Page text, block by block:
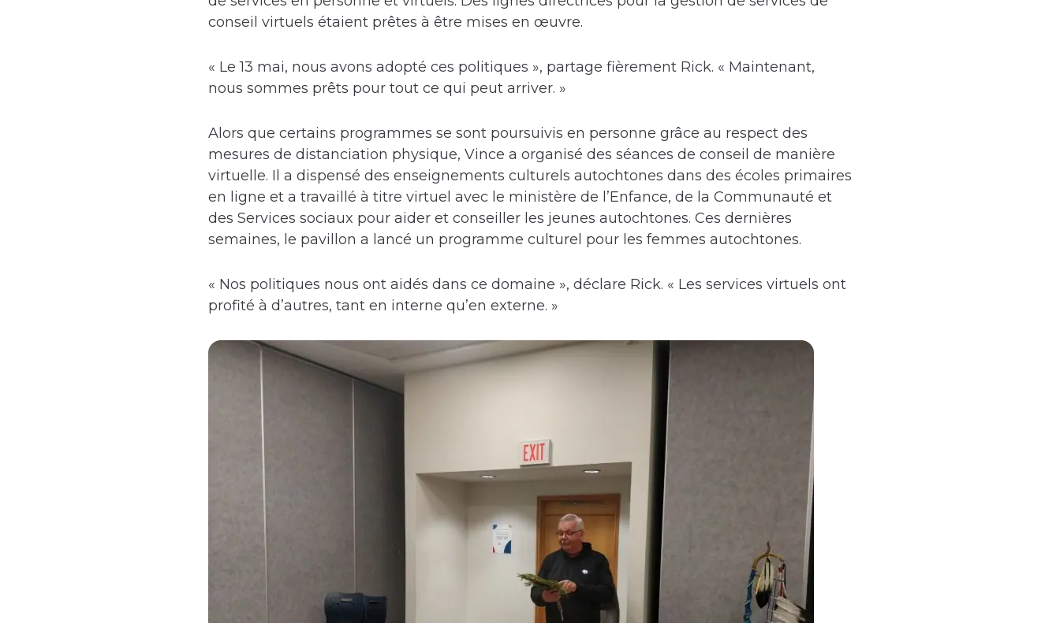
conseil virtuels étaient prêtes à être mises en œuvre.
« Le 13 mai, nous avons adopté ces politiques », partage fièrement Rick. « Maintenant,
nous sommes prêts pour tout ce qui peut arriver. »
Alors que certains programmes se sont poursuivis en personne grâce au respect des
mesures de distanciation physique, Vince a organisé des séances de conseil de manière
virtuelle. Il a dispensé des enseignements culturels autochtones dans des écoles primaires
en ligne et a travaillé à titre virtuel avec le ministère de l’Enfance, de la Communauté et
des Services sociaux pour aider et conseiller les jeunes autochtones. Ces dernières
semaines, le pavillon a lancé un programme culturel pour les femmes autochtones.
« Nos politiques nous ont aidés dans ce domaine », déclare Rick. « Les services virtuels ont
profité à d’autres, tant en interne qu’en externe. »